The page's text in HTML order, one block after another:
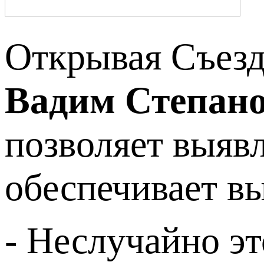
Открывая
Вадим
позволяет
обеспечивает
- Неслучайно